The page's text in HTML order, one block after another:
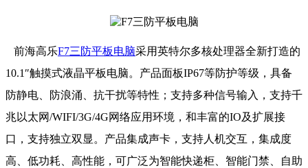
前海高乐F7三防平板电脑采用英特尔多核处理器全新打造的
10.1″触摸式液晶平板电脑。产品面板IP67等防护等级，具备
防静电、防浪涌、抗干扰等特性；支持多种信号输入，支持千
兆以太网/WIFI/3G/4G网络应用环境，和丰富的IO及扩展接
口，支持独立双显。产品集成声卡，支持人机交互，集成度
高、低功耗、高性能，可广泛为智能快递柜、智能门禁、自助